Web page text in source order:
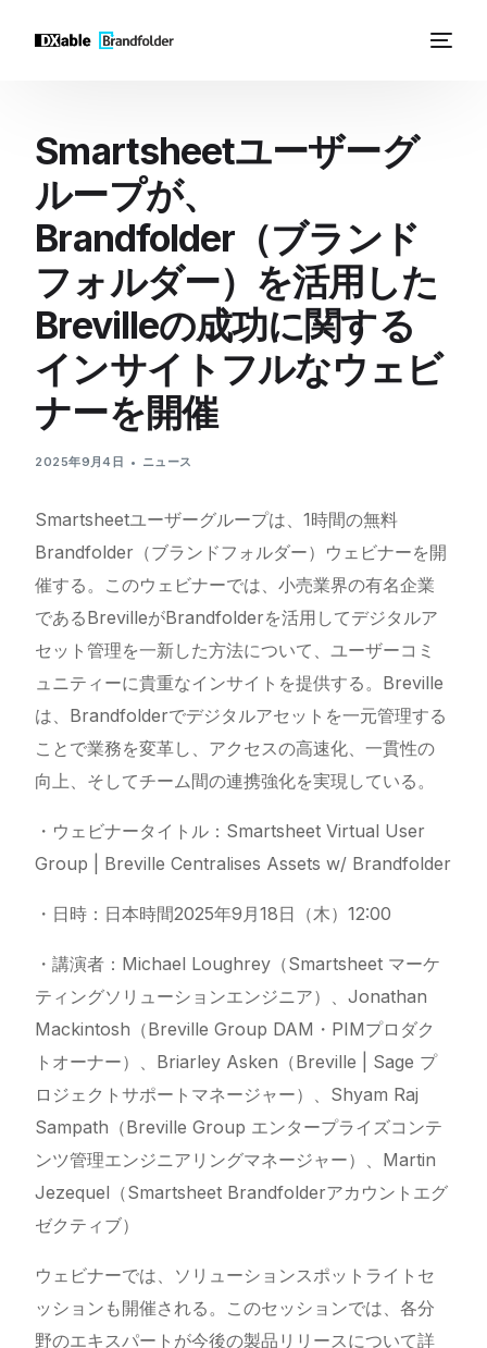
Smartsheetユーザーグ
ループが、
Brandfolder（ブランド
フォルダー）を活用した
Brevilleの成功に関する
インサイトフルなウェビ
ナーを開催
2025年9月4日 ニュース
Smartsheetユーザーグループは、1時間の無料
Brandfolder（ブランドフォルダー）ウェビナーを開
催する。このウェビナーでは、小売業界の有名企業
であるBrevilleがBrandfolderを活用してデジタルア
セット管理を一新した方法について、ユーザーコミ
ュニティーに貴重なインサイトを提供する。Breville
は、Brandfolderでデジタルアセットを一元管理する
ことで業務を変革し、アクセスの高速化、一貫性の
向上、そしてチーム間の連携強化を実現している。
・ウェビナータイトル：Smartsheet Virtual User
Group | Breville Centralises Assets w/ Brandfolder
・日時：日本時間2025年9月18日（木）12:00
・講演者：Michael Loughrey（Smartsheet マーケ
ティングソリューションエンジニア）、Jonathan
Mackintosh（Breville Group DAM・PIMプロダク
トオーナー）、Briarley Asken（Breville | Sage プ
ロジェクトサポートマネージャー）、Shyam Raj
Sampath（Breville Group エンタープライズコンテ
ンツ管理エンジニアリングマネージャー）、Martin
Jezequel（Smartsheet Brandfolderアカウントエグ
ゼクティブ）
ウェビナーでは、ソリューションスポットライトセ
ッションも開催される。このセッションでは、各分
野のエキスパートが今後の製品リリースについて詳